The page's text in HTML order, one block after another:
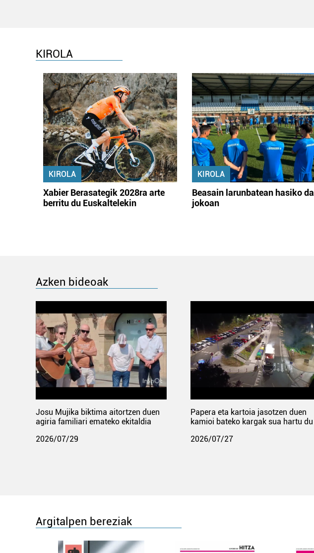
KIROLA
KIROLA
Xabier Berasategik 2028ra arte
berritu du Euskaltelekin
KIROLA
Beasain larunbatean hasiko da
jokoan
Azken bideoak
Josu Mujika biktima aitortzen duen
agiria familiari emateko ekitaldia
2026/07/29
Papera eta kartoia jasotzen duen
kamioi bateko kargak sua hartu du
2026/07/27
Argitalpen bereziak